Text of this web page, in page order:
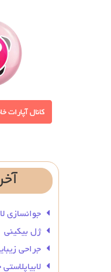
جوانسازی
ژل بیکینی
جراحی